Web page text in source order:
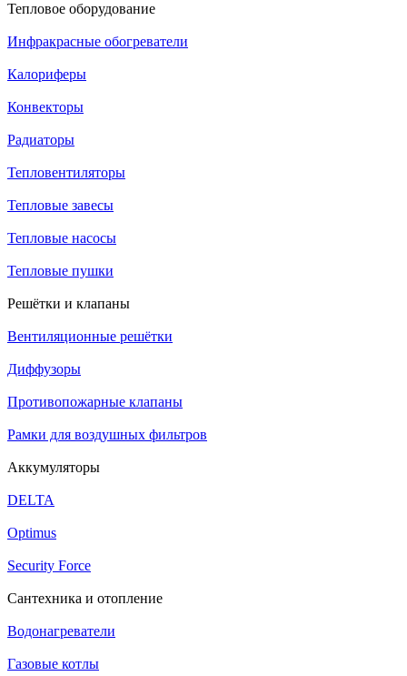
Тепловое оборудование
Инфракрасные обогреватели
Калориферы
Конвекторы
Радиаторы
Тепловентиляторы
Тепловые завесы
Тепловые насосы
Тепловые пушки
Решётки и клапаны
Вентиляционные решётки
Диффузоры
Противопожарные клапаны
Рамки для воздушных фильтров
Аккумуляторы
DELTA
Optimus
Security Force
Сантехника и отопление
Водонагреватели
Газовые котлы